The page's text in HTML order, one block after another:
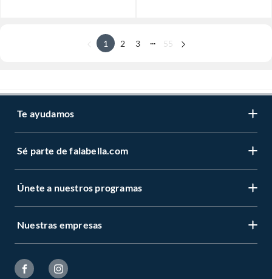
1 2 3 55
Te ayudamos
Sé parte de falabella.com
Únete a nuestros programas
Nuestras empresas